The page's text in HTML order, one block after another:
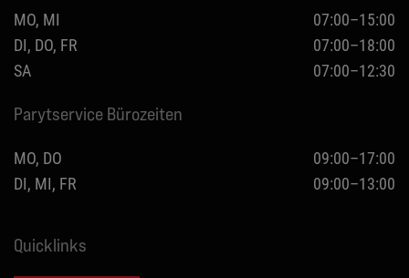
MO, MI
07:00–15:00
DI, DO, FR
07:00–18:00
SA
07:00–12:30
Parytservice Bürozeiten
MO, DO
09:00–17:00
DI, MI, FR
09:00–13:00
Quicklinks